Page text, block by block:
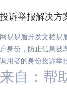
投诉举报解决方
网易易盾开发文档易
户身份，防止信息被
调用者的身份投诉举
来自：帮